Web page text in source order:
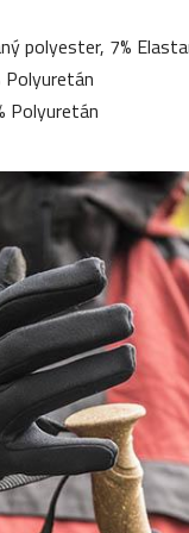
polyester, 7%
Polyuretán
Polyuretán